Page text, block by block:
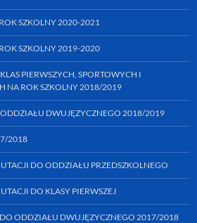
SZKOLNY 2020-2021
SZKOLNY 2019-2020
PIERWSZYCH, SPORTOWYCH I
NA ROK SZKOLNY 2018/2019
ODDZIAŁU DWUJĘZYCZNEGO 2018/2019
2018
DO ODDZIAŁU PRZEDSZKOLNEGO
DO KLASY PIERWSZEJ
DO ODDZIAŁU DWUJĘZYCZNEGO 2017/2018